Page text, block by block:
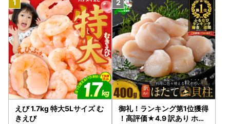
えび 1.7kg 特大5Lサイズ む
きえび
御礼！ランキング第1位獲得
！高評価★4.9 訳あり ホタ